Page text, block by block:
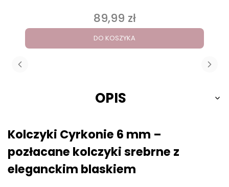
Cena
89,99 zł
DO KOSZYKA
OPIS
Kolczyki Cyrkonie 6 mm –
pozłacane kolczyki srebrne z
eleganckim blaskiem